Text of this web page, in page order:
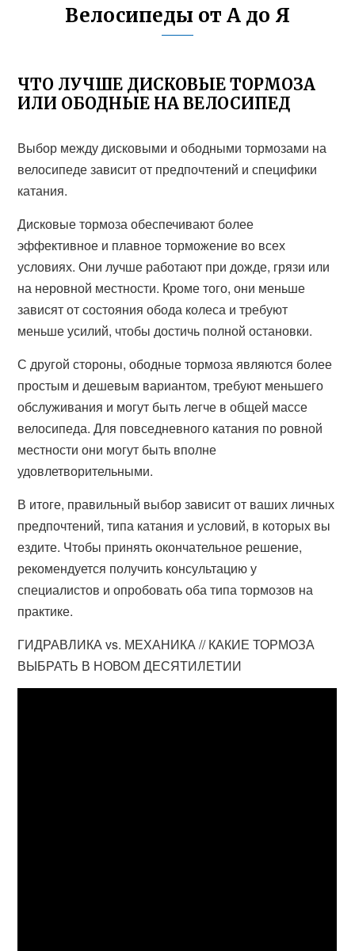
Велосипеды от А до Я
ЧТО ЛУЧШЕ ДИСКОВЫЕ ТОРМОЗА
ИЛИ ОБОДНЫЕ НА ВЕЛОСИПЕД
Выбор между дисковыми и ободными тормозами на
велосипеде зависит от предпочтений и специфики
катания.
Дисковые тормоза обеспечивают более
эффективное и плавное торможение во всех
условиях. Они лучше работают при дожде, грязи или
на неровной местности. Кроме того, они меньше
зависят от состояния обода колеса и требуют
меньше усилий, чтобы достичь полной остановки.
С другой стороны, ободные тормоза являются более
простым и дешевым вариантом, требуют меньшего
обслуживания и могут быть легче в общей массе
велосипеда. Для повседневного катания по ровной
местности они могут быть вполне
удовлетворительными.
В итоге, правильный выбор зависит от ваших личных
предпочтений, типа катания и условий, в которых вы
ездите. Чтобы принять окончательное решение,
рекомендуется получить консультацию у
специалистов и опробовать оба типа тормозов на
практике.
ГИДРАВЛИКА vs. МЕХАНИКА // КАКИЕ ТОРМОЗА
ВЫБРАТЬ В НОВОМ ДЕСЯТИЛЕТИИ